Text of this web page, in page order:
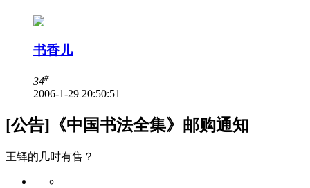
书香儿
34#
2006-1-29 20:50:51
[公告]《中国书法全集》邮购通知
王铎的几时有售？